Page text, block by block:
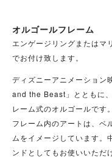
オルゴールフレーム
エンゲージリングまたはマ
でお付け致します。
ディズニーアニメーション
and the Beast」とともに
レーム式のオルゴールです。
フレーム内のアートは、ベ
ムをイメージしています。
ンドとしてもお使いいただ